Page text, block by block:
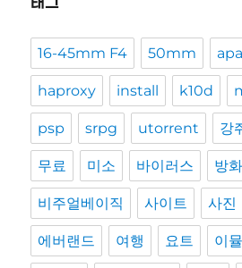
16-45mm F4 50mm
haproxy install k10d
psp srpg utorrent 강
무료 미소 바이러스 방
비주얼베이직 사이트 사진
에버랜드 여행 요트 이뮬